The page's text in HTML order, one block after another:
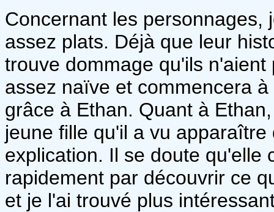
Concernant les personnages,
assez plats. Déjà que leur
trouve dommage qu'ils
assez naïve et commencera
grâce à Ethan. Quant à
jeune fille qu'il a vu
explication. Il se doute qu'elle
rapidement par découvrir ce
et je l'ai trouvé plus